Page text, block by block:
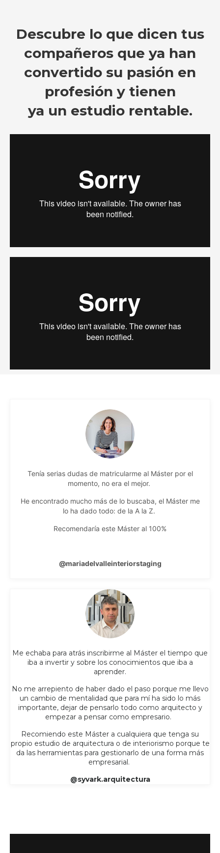
Descubre lo que dicen tus
compañeros que ya han
convertido su pasión en
profesión y tienen
ya un estudio rentable.
Tenía serias dudas de matricularme al Máster por el
momento, no era el mejor.
He encontrado mucho más de lo buscaba, el Máster me
lo ha dado todo: de la A la Z.
Recomendaría este Máster al 100%
@mariadelvalleinteriorstaging
Me echaba para atrás inscribirme al Máster el tiempo que
iba a invertir y sobre los conocimientos que iba a
aprender.
No me arrepiento de haber dado el paso porque me llevo
un cambio de mentalidad que para mí ha sido lo más
importante, dejar de pensarlo todo como arquitecto y
empezar a pensar como empresario.
Recomiendo este Máster a cualquiera que tenga su
propio estudio de arquitectura o de interiorismo porque te
da las herramientas para gestionarlo de una forma más
empresarial.
@syvark.arquitectura